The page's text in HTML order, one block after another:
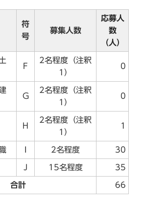
符
号
募集人数
応募人
数
（人）
F
2名程度（注釈
1）
0
G
2名程度（注釈
1）
0
H
2名程度（注釈
1）
1
2名程度 30
J 15名程度 35
合計 66